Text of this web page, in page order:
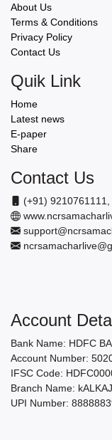
About Us
Terms & Conditions
Privacy Policy
Contact Us
Quik Link
Home
Latest news
E-paper
Share
Contact Us
(+91)
Account
Bank Name: HDFC
Account Number:
IFSC Code:
Branch Name:
UPI Number: